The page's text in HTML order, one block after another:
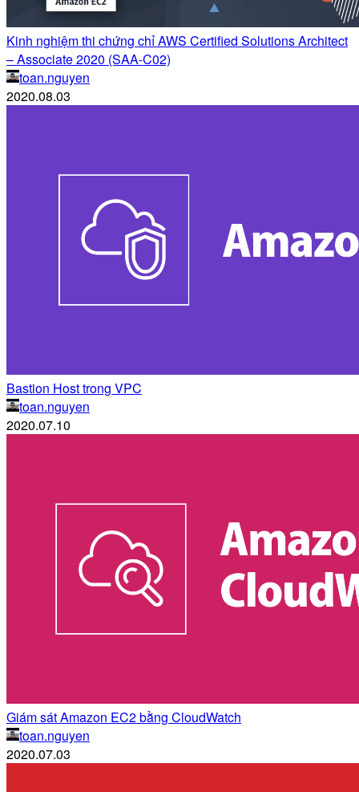
Kinh nghiệm thi chứng chỉ AWS Certified Solutions Architect
– Associate 2020 (SAA-C02)
toan.nguyen
2020.08.03
Bastion Host trong VPC
toan.nguyen
2020.07.10
Giám sát Amazon EC2 bằng CloudWatch
toan.nguyen
2020.07.03